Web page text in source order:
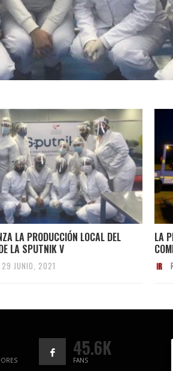
LA PRODUCCIÓN LOCAL DEL
LA SPUTNIK V
29 JUNIO, 2021
LA
45.6K
FANS